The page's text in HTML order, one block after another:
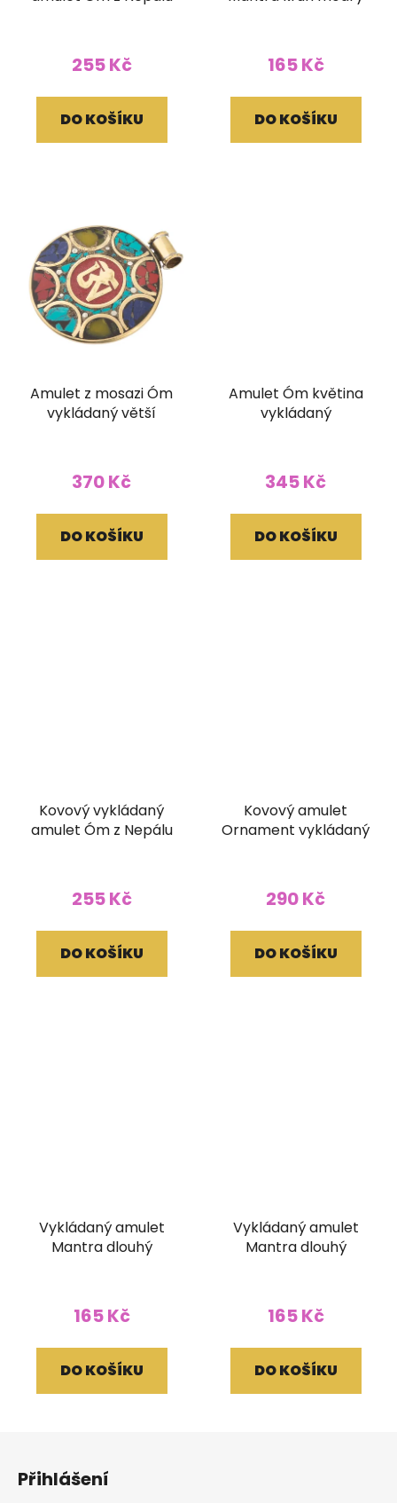
255 Kč
DO KOŠÍKU
165 Kč
DO KOŠÍKU
Amulet z mosazi Óm
vykládaný větší
370 Kč
DO KOŠÍKU
Amulet Óm květina
vykládaný
345 Kč
DO KOŠÍKU
Kovový vykládaný
amulet Óm z Nepálu
255 Kč
DO KOŠÍKU
Kovový amulet
Ornament vykládaný
290 Kč
DO KOŠÍKU
Vykládaný amulet
Mantra dlouhý
165 Kč
DO KOŠÍKU
Vykládaný amulet
Mantra dlouhý
165 Kč
DO KOŠÍKU
Přihlášení